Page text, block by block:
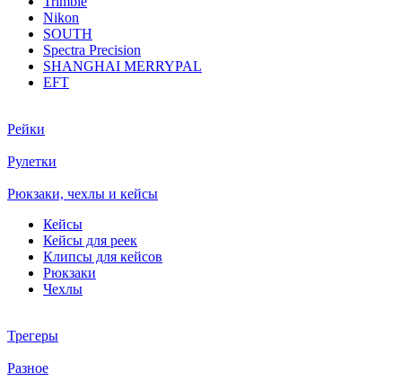
Nikon
SOUTH
Spectra Precision
SHANGHAI MERRYPAL
EFT
Рейки
Рулетки
Рюкзаки, чехлы и кейсы
Кейсы
Кейсы для реек
Клипсы для кейсов
Рюкзаки
Чехлы
Трегеры
Разное